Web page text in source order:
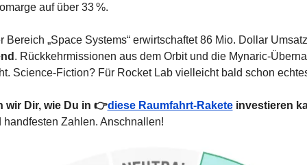
auf über 33 %.
. Rückkehrmissionen aus dem Orbit und die Mynaric-
Science-Fiction? Für Rocket Lab vielleicht bald schon
wir Dir, wie Du in 👉diese Raumfahrt-Rakete investieren
Zahlen. Anschnallen!